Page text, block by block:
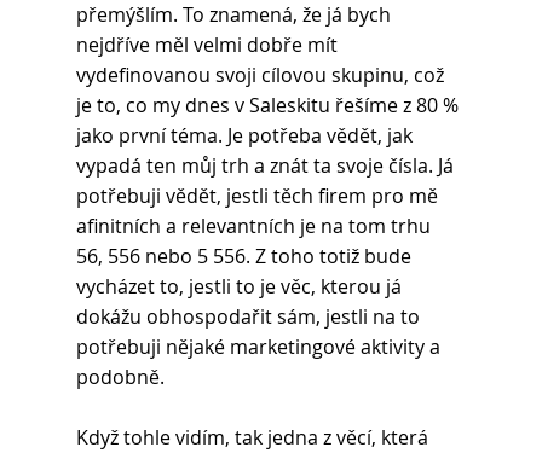
přemýšlím. To znamená, že já bych
nejdříve měl velmi dobře mít
vydefinovanou svoji cílovou skupinu, což
je to, co my dnes v Saleskitu řešíme z 80 %
jako první téma. Je potřeba vědět, jak
vypadá ten můj trh a znát ta svoje čísla. Já
potřebuji vědět, jestli těch firem pro mě
afinitních a relevantních je na tom trhu
56, 556 nebo 5 556. Z toho totiž bude
vycházet to, jestli to je věc, kterou já
dokážu obhospodařit sám, jestli na to
potřebuji nějaké marketingové aktivity a
podobně.
Když tohle vidím, tak jedna z věcí, která